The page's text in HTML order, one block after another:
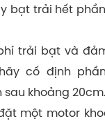
bạt trải hết
trải bạt và
cố định
khoảng 20cm.
một motor